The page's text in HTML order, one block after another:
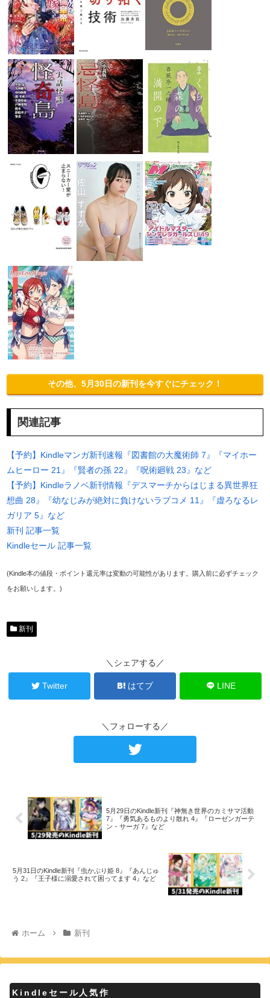
その他、5月30日の新刊を今すぐにチェック！
関連記事
【予約】Kindleマンガ新刊速報『図書館の大魔術師 7』『マイホー
ムヒーロー 21』『賢者の孫 22』『呪術廻戦 23』など
【予約】Kindleラノベ新刊情報『デスマーチからはじまる異世界狂
想曲 28』『幼なじみが絶対に負けないラブコメ 11』『虚ろなるレ
ガリア 5』など
新刊 記事一覧
Kindleセール 記事一覧
(Kindle本の値段・ポイント還元率は変動の可能性があります。購入前に必ずチェック
をお願いします。)
新刊
＼シェアする／
Twitter はてブ LINE
＼フォローする／
5月29日のKindle新刊『神無き世界のカミサマ活動
7』『勇気あるものより散れ 4』『ローゼンガーテ
ン・サーガ 7』など
5月31日のKindle新刊『虫かぶり姫 8』『あんじゅ
う 2』『王子様に溺愛されて困ってます 4』など
ホーム 新刊
Kindleセール人気作